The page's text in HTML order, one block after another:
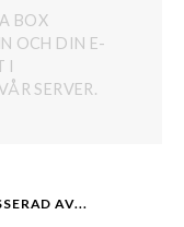
BOX
OCH DIN E-
I
SERVER.
AV...